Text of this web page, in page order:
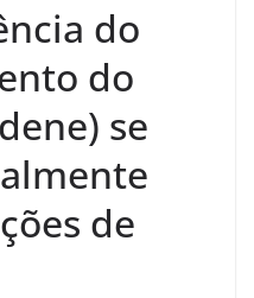
do
do
se
de